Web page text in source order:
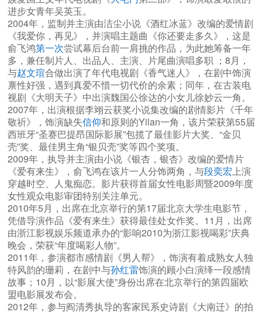
进步女青年吴英玉。
2004年，监制并主演由洁尘小说《酒红冰蓝》改编的爱情剧
《我爱你，再见》，并演唱主题曲《你还要走多久》，这是
俞飞鸿第一次尝试幕后台前一肩挑的作品，为此她筹备一年
多，兼任制片人、出品人、主演、片尾曲演唱多职 ；8月，
与赵文瑄合做出演了年代电视剧《香气迷人》，在剧中饰演
禀性好强，遇到真爱不惜一切代价的余素；同年，在古装电
视剧《大明天子》中出演魏国公徐达的小女儿徐妙云一角。
2007年，出演根据李翊云获奖小说集改编的剧情影片《千年
敬祈》，饰演缺失信仰和原则的Yilan一角，该片荣获第55届
西班牙“圣赛巴提昂国际影展”包揽了最佳影片大奖、“金贝
壳”奖、最佳男主角“银贝壳”奖等四个奖项。
2009年，执导并主演由小说《银杏，银杏》改编的爱情片
《爱有来生》，俞飞鸿在该片一人分饰两角，与段奕宏上演
穿越时空、人鬼痴恋。影片获得首届女性电影周暨2009年度
女性观众电影审团特别关注单元。
2010年5月，出席在北京举行的第17届北京大学生电影节，
凭借导演作品《爱有来生》获得最佳处女作奖。11月，出席
由浙江影视娱乐频道承办的“影响2010为浙江影视喝彩”庆典
晚会，荣获“年度喝彩人物”。
2011年，参演都市感情剧《男人帮》，饰演有着成熟女人独
特风韵的珊莉，在剧中与孙红雷饰演的顾小白演绎一段感情
故事；10月，以“影展大使”身份出席在北京举行的第四届欧
盟电影展发布会。
2012年，参与阎清秀执导的客家民系史诗剧《大南迁》的拍